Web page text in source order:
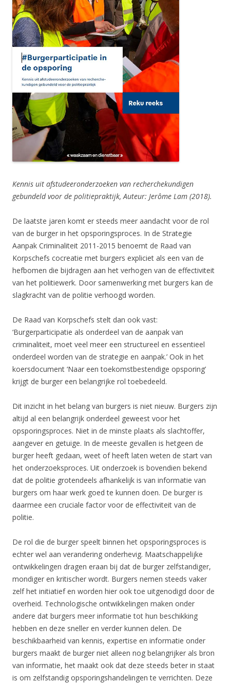
Kennis uit afstudeeronderzoeken van recherchekundigen
gebundeld voor de politiepraktijk, Auteur: Jerôme Lam (2018).
De laatste jaren komt er steeds meer aandacht voor de rol
van de burger in het opsporingsproces. In de Strategie
Aanpak Criminaliteit 2011-2015 benoemt de Raad van
Korpschefs cocreatie met burgers expliciet als een van de
hefbomen die bijdragen aan het verhogen van de effectiviteit
van het politiewerk. Door samenwerking met burgers kan de
slagkracht van de politie verhoogd worden.
De Raad van Korpschefs stelt dan ook vast:
‘Burgerparticipatie als onderdeel van de aanpak van
criminaliteit, moet veel meer een structureel en essentieel
onderdeel worden van de strategie en aanpak.’ Ook in het
koersdocument ‘Naar een toekomstbestendige opsporing’
krijgt de burger een belangrijke rol toebedeeld.
Dit inzicht in het belang van burgers is niet nieuw. Burgers zijn
altijd al een belangrijk onderdeel geweest voor het
opsporingsproces. Niet in de minste plaats als slachtoffer,
aangever en getuige. In de meeste gevallen is hetgeen de
burger heeft gedaan, weet of heeft laten weten de start van
het onderzoeksproces. Uit onderzoek is bovendien bekend
dat de politie grotendeels afhankelijk is van informatie van
burgers om haar werk goed te kunnen doen. De burger is
daarmee een cruciale factor voor de effectiviteit van de
politie.
De rol die de burger speelt binnen het opsporingsproces is
echter wel aan verandering onderhevig. Maatschappelijke
ontwikkelingen dragen eraan bij dat de burger zelfstandiger,
mondiger en kritischer wordt. Burgers nemen steeds vaker
zelf het initiatief en worden hier ook toe uitgenodigd door de
overheid. Technologische ontwikkelingen maken onder
andere dat burgers meer informatie tot hun beschikking
hebben en deze sneller en verder kunnen delen. De
beschikbaarheid van kennis, expertise en informatie onder
burgers maakt de burger niet alleen nog belangrijker als bron
van informatie, het maakt ook dat deze steeds beter in staat
is om zelfstandig opsporingshandelingen te verrichten. Deze